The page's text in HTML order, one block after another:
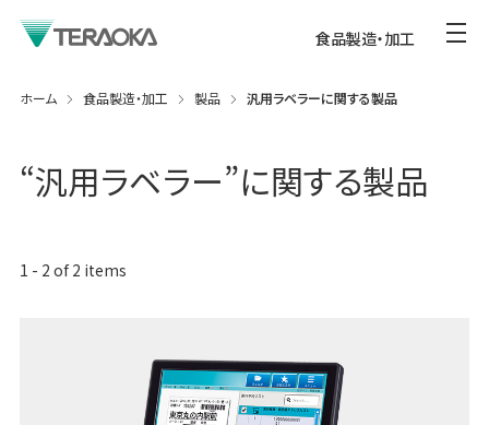
食品製造・加工
ホーム 食品製造・加工 製品 汎用ラベラーに関する製品
“汎用ラベラー”に関する製品
1 - 2 of2 items